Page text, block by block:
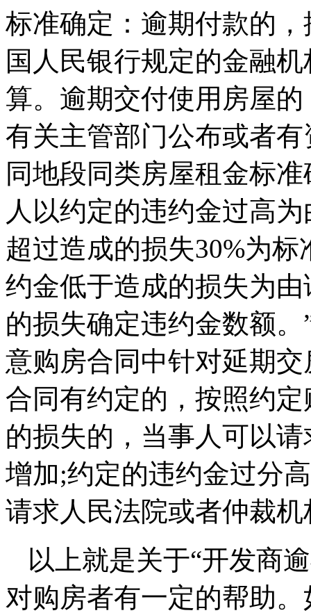
标准确定：逾期付款的
国人民银行规定的金融
算。逾期交付使用房屋
有关主管部门公布或者
同地段同类房屋租金标
人以约定的违约金过高
超过造成的损失30%为
约金低于造成的损失为
的损失确定违约金数额
意购房合同中针对延期
合同有约定的，按照约
的损失的，当事人可以
增加;约定的违约金过分
请求人民法院或者仲裁
以上就是关于“开发商
对购房者有一定的帮助